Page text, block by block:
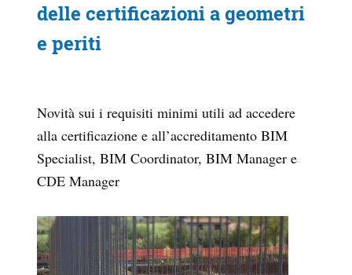
delle certificazioni a geometri
e periti
Novità sui i requisiti minimi utili ad accedere
alla certificazione e all’accreditamento BIM
Specialist, BIM Coordinator, BIM Manager e
CDE Manager